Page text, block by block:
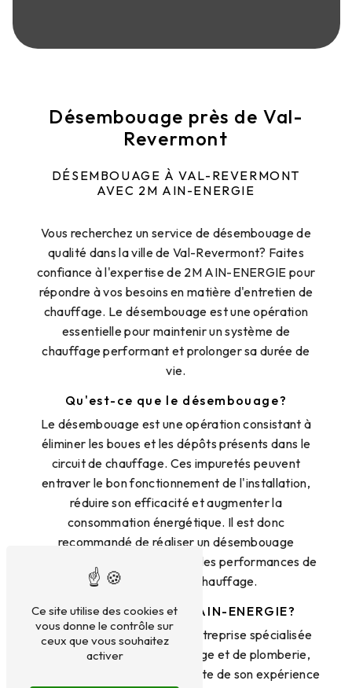
Désembouage près de Val-
Revermont
DÉSEMBOUAGE À VAL-REVERMONT
AVEC 2M AIN-ENERGIE
Vous recherchez un service de désembouage de
qualité dans la ville de Val-Revermont? Faites
confiance à l'expertise de 2M AIN-ENERGIE pour
répondre à vos besoins en matière d'entretien de
chauffage. Le désembouage est une opération
essentielle pour maintenir un système de
chauffage performant et prolonger sa durée de
vie.
Qu'est-ce que le désembouage?
Le désembouage est une opération consistant à
éliminer les boues et les dépôts présents dans le
circuit de chauffage. Ces impuretés peuvent
entraver le bon fonctionnement de l'installation,
réduire son efficacité et augmenter la
consommation énergétique. Il est donc
recommandé de réaliser un désembouage
régulièrement pour optimiser les performances de
votre système de chauffage.
Pourquoi choisir 2M AIN-ENERGIE?
2M AIN-ENERGIE est une entreprise spécialisée
dans les services de chauffage et de plomberie,
située à Bourg-en-Bresse. Forte de son expérience
Ce site utilise des cookies et
vous donne le contrôle sur
ceux que vous souhaitez
activer